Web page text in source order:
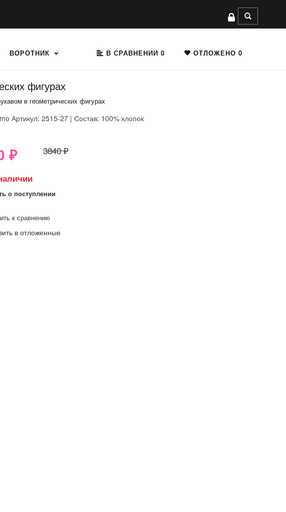
ВОРОТНИК В СРАВНЕНИИ 0 ОТЛОЖЕНО 0
фигурах
в геометрических фигурах
Артикул: 2515-27 | Состав: 100% хлопок
₽ 3840 ₽
о поступлении
к сравнению
в отложенные